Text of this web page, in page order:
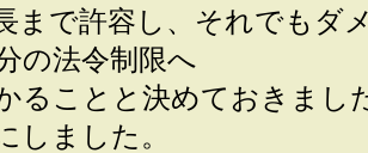
で許容し、それでもダ
の法令制限へ
ことと決めておきまし
しました。